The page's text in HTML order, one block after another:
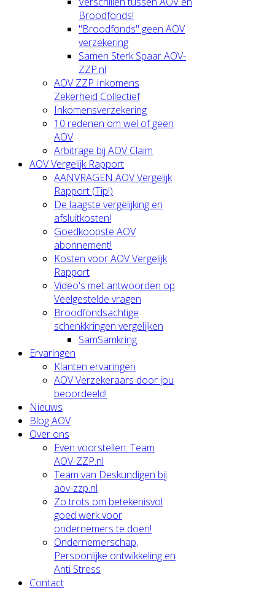
Broodfonds!
"Broodfonds" geen AOV
verzekering
Samen Sterk Spaar AOV-
ZZP.nl
AOV ZZP Inkomens
Zekerheid Collectief
Inkomensverzekering
10 redenen om wel of geen
AOV
Arbitrage bij AOV Claim
AOV Vergelijk Rapport
AANVRAGEN AOV Vergelijk
Rapport (Tip!)
De laagste vergelijking en
afsluitkosten!
Goedkoopste AOV
abonnement!
Kosten voor AOV Vergelijk
Rapport
Video's met antwoorden op
Veelgestelde vragen
Broodfondsachtige
schenkkringen vergelijken
SamSamkring
Ervaringen
Klanten ervaringen
AOV Verzekeraars door jou
beoordeeld!
Nieuws
Blog AOV
Over ons
Even voorstellen: Team
AOV-ZZP.nl
Team van Deskundigen bij
aov-zzp.nl
Zo trots om betekenisvol
goed werk voor
ondernemers te doen!
Ondernemerschap,
Persoonlijke ontwikkeling en
Anti Stress
Contact